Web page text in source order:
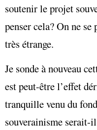
soutenir le projet
penser cela? On ne se
très étrange.
Je sonde à nouveau
est peut-être l’effet
tranquille venu du
souverainisme serait-